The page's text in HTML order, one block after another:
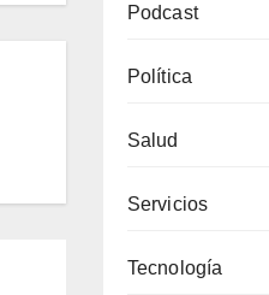
Podcast
Política
Salud
Servicios
Tecnología